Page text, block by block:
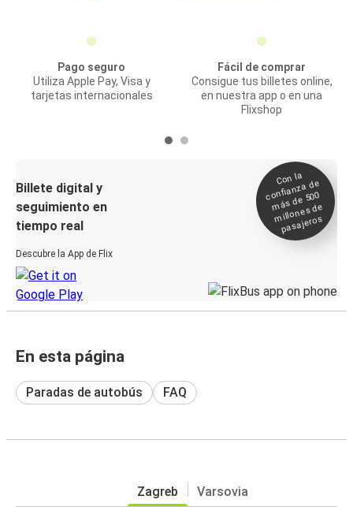
Pago seguro
Utiliza Apple Pay, Visa y
tarjetas internacionales
Fácil de comprar
Consigue tus billetes online,
en nuestra app o en una
Flixshop
Billete digital y
seguimiento en
tiempo real
Descubre la App de Flix
Con la
confianza de
más de 500
millones de
pasajeros
En esta página
Paradas de autobús FAQ
Zagreb Varsovia